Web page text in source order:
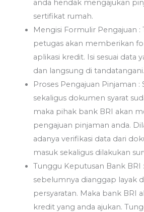
anda hendak mengajukan
sertifikat rumah.
Mengisi Formulir Pengajuan :
petugas akan memberikan
aplikasi kredit. Isi sesuai data
dan langsung di tandatangani.
Proses Pengajuan Pinjaman :
sekaligus dokumen syarat
maka pihak bank BRI akan
pengajuan pinjaman anda.
adanya verifikasi data dari
masuk sekaligus dilakukan
Tunggu Keputusan Bank BRI
sebelumnya dianggap layak
persyaratan. Maka bank BRI
kredit yang anda ajukan.